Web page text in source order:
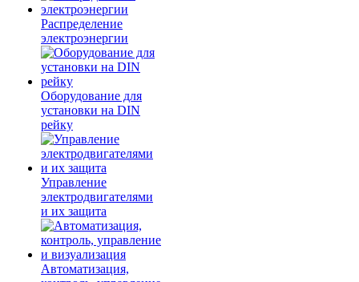
Распределение
электроэнергии
Оборудование для
установки на DIN
рейку
Управление
электродвигателями
и их защита
Автоматизация,